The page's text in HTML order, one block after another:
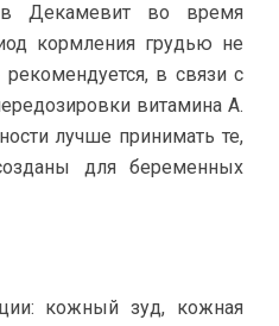
Декамевит во время
кормления грудью не
в связи с
витамина А.
лучше принимать те,
для беременных
кожный зуд, кожная